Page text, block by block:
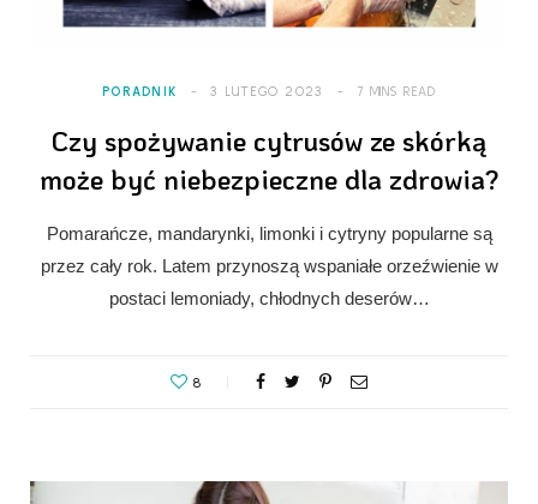
PORADNIK 3 LUTEGO 2023 7 MINS READ
Czy spożywanie cytrusów ze skórką
może być niebezpieczne dla zdrowia?
Pomarańcze, mandarynki, limonki i cytryny popularne są
przez cały rok. Latem przynoszą wspaniałe orzeźwienie w
postaci lemoniady, chłodnych deserów…
8